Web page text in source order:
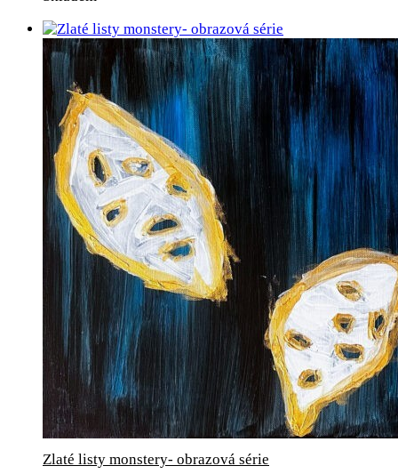
Zlaté listy monstery- obrazová série